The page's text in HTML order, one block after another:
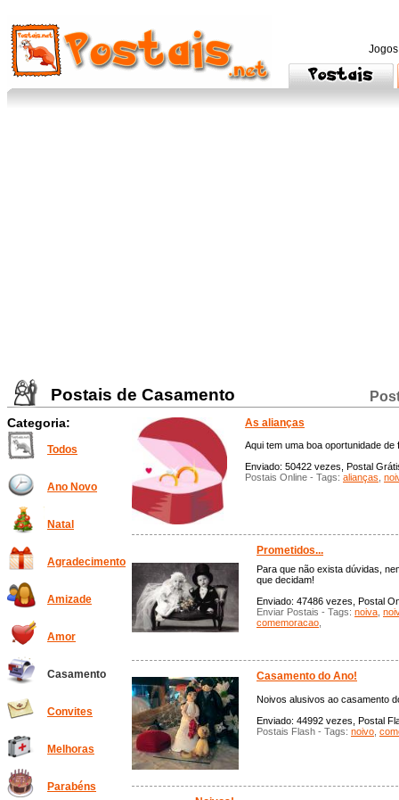
Postais de Casamento
Categoria:
Todos
Ano Novo
Natal
Agradecimento
Amizade
Amor
Casamento
Convites
Melhoras
Parabéns
As alianças
Aqui tem uma boa oportunidade
Enviado: 50422 vezes, Postal
Postais Online - Tags: alianças
Prometidos...
Para que não exista dúvidas,
que decidam!
Enviado: 47486 vezes, Postal
Enviar Postais - Tags: noiva
comemoracao
Casamento do Ano!
Noivos alusivos ao casamento
Enviado: 44992 vezes, Postal
Postais Flash - Tags: noivo